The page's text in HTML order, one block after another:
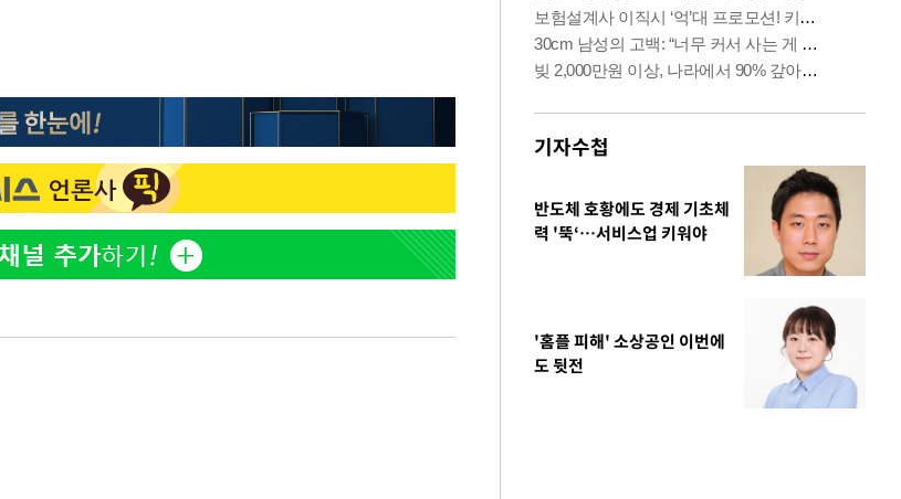
기자수첩
반도체 호황에도 경제 기초체
력 '뚝‘…서비스업 키워야
'홈플 피해' 소상공인 이번에
도 뒷전